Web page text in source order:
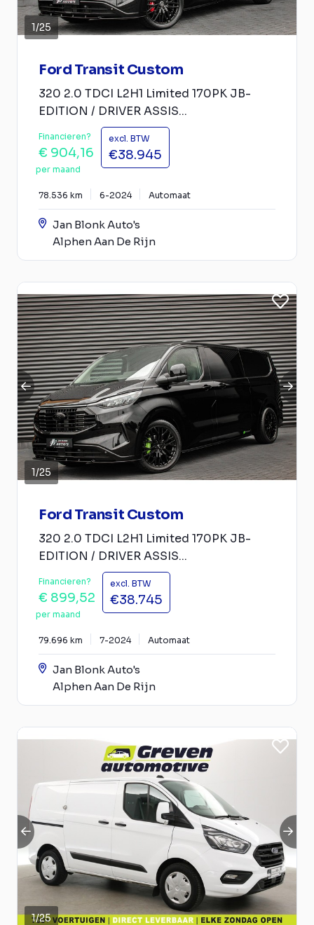
1/25
Ford Transit Custom
320 2.0 TDCI L2H1 Limited 170PK JB-
EDITION / DRIVER ASSIS...
Financieren?
€ 904,16
per maand
excl. BTW
€38.945
78.536 km 6-2024 Automaat
Jan Blonk Auto's
Alphen Aan De Rijn
1/25
Ford Transit Custom
320 2.0 TDCI L2H1 Limited 170PK JB-
EDITION / DRIVER ASSIS...
Financieren?
€ 899,52
per maand
excl. BTW
€38.745
79.696 km 7-2024 Automaat
Jan Blonk Auto's
Alphen Aan De Rijn
1/25